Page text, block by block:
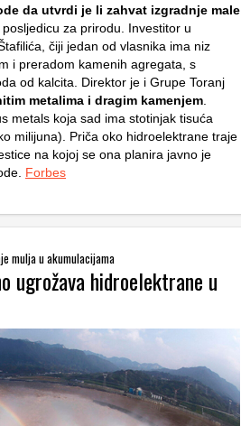
da utvrdi je li zahvat izgradnje male
za prirodu. Investitor u
čiji jedan od vlasnika ima niz
i preradom kamenih agregata, s
od kalcita. Direktor je i Grupe Toranj
metalima i dragim kamenjem
metals koja sad ima stotinjak tisuća
milijuna). Priča oko hidroelektrane traje
na kojoj se ona planira javno je
Forbes
mulja u akumulacijama
ugrožava hidroelektrane u